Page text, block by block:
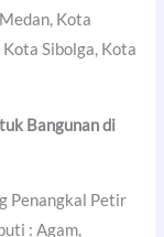
Kota
Sibolga, Kota
Bangunan di
Penangkal Petir
: Agam,